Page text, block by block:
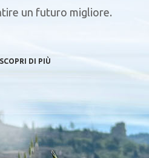
un futuro migliore.
SCOPRI DI PIÙ